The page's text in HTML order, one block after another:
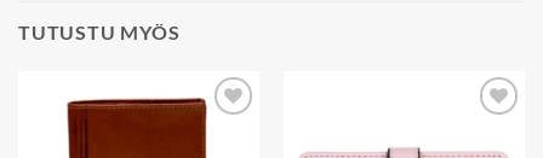
TUTUSTU MYÖS
wishlist